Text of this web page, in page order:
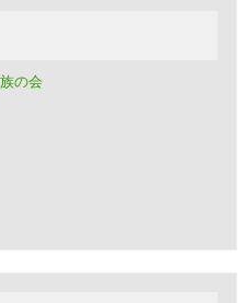
の会